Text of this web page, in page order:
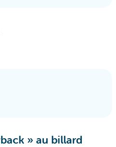
» au billard